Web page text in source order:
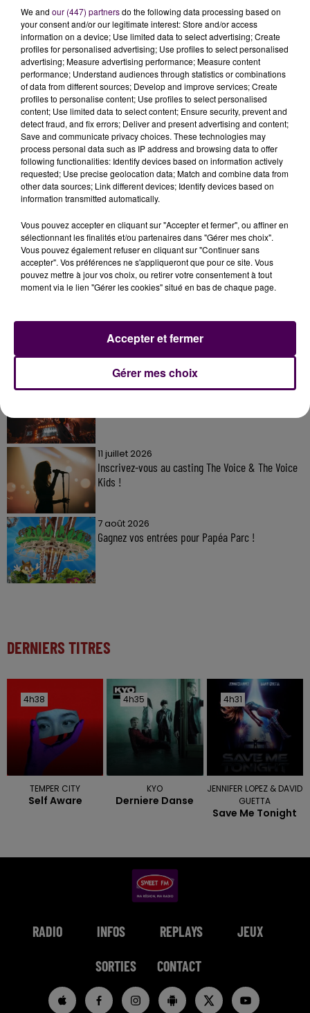
ALPINE COMPLÈTE LE PODIUM
Pour compléter le podium en catégorie"reine": le clan
Alpine Signatech Elf Matmutqui a réussi à faire planer
son A480 au-dessus de quelques rivales qui se
seraient bien vu briller à sa place, qu'il s'agisse des
hypercars du team Glickenhaus ou de LMP2
particulièrement en verve, en permettant donc à
Nicolas Lapierre, Matthieu Vaxivière et André Negrao
de monter sur la troisième marche.
Retrouvezen cliquant icile suivi de la course !
11 juillet 2026
Inscrivez-vous au casting The Voice & The Voice
Kids !
7 août 2026
Gagnez vos entrées pour Papéa Parc !
DERNIERS TITRES
4h38
4h38
TEMPER CITY
Self Aware
4h35
4h35
KYO
Derniere Danse
4h31
4h31
JENNIFER LOPEZ & DAVID
GUETTA
Save Me Tonight
RADIO INFOS REPLAYS JEUX
SORTIES CONTACT
We and our (447) partnersdo the following data processing based on
your consent and/or our legitimate interest: Store and/or access
information on a device; Use limited data to select advertising; Create
profiles for personalised advertising; Use profiles to select personalised
advertising; Measure advertising performance; Measure content
performance; Understand audiences through statistics or combinations
of data from different sources; Develop and improve services; Create
profiles to personalise content; Use profiles to select personalised
content; Use limited data to select content; Ensure security, prevent and
detect fraud, and fix errors; Deliver and present advertising and content;
Save and communicate privacy choices. These technologies may
process personal data such as IP address and browsing data to offer
following functionalities: Identify devices based on information actively
requested; Use precise geolocation data; Match and combine data from
other data sources; Link different devices; Identify devices based on
information transmitted automatically.
Vous pouvez accepter en cliquant sur "Accepter et fermer", ou affiner en
sélectionnant les finalités et/ou partenaires dans "Gérer mes choix".
Vous pouvez également refuser en cliquant sur "Continuer sans
accepter". Vos préférences ne s'appliqueront que pour ce site. Vous
pouvez mettre à jour vos choix, ou retirer votre consentement à tout
moment via le lien "Gérer les cookies" situé en bas de chaque page.
Gérer mes choix
Accepter et fermer